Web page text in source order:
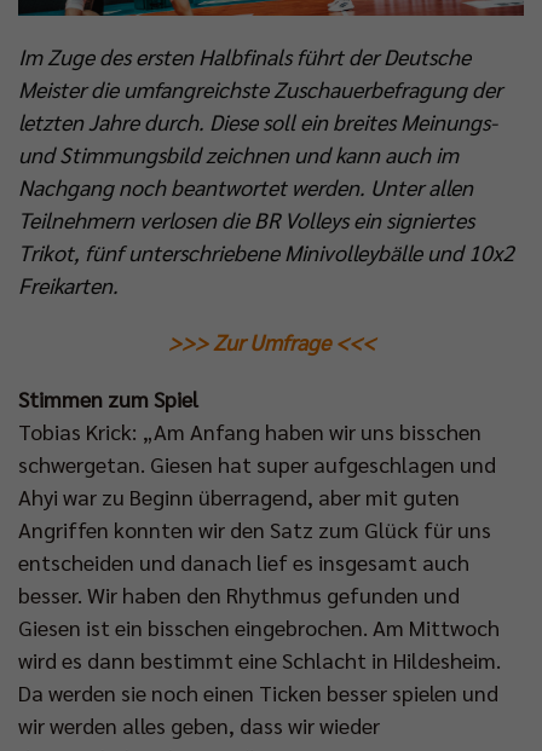
Im Zuge des ersten Halbfinals führt der Deutsche
Meister die umfangreichste Zuschauerbefragung der
letzten Jahre durch. Diese soll ein breites Meinungs-
und Stimmungsbild zeichnen und kann auch im
Nachgang noch beantwortet werden. Unter allen
Teilnehmern verlosen die BR Volleys ein signiertes
Trikot, fünf unterschriebene Minivolleybälle und 10x2
Freikarten.
>>> Zur Umfrage <<<
Stimmen zum Spiel
Tobias Krick: „Am Anfang haben wir uns bisschen
schwergetan. Giesen hat super aufgeschlagen und
Ahyi war zu Beginn überragend, aber mit guten
Angriffen konnten wir den Satz zum Glück für uns
entscheiden und danach lief es insgesamt auch
besser. Wir haben den Rhythmus gefunden und
Giesen ist ein bisschen eingebrochen. Am Mittwoch
wird es dann bestimmt eine Schlacht in Hildesheim.
Da werden sie noch einen Ticken besser spielen und
wir werden alles geben, dass wir wieder